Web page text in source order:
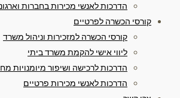
הדרכות לאנשי מכירות בחברות
קורסי הכשרה לפרטיים
קורסי הכשרה למזכירות וניהול משרד
ליווי אישי להקמת משרד ביתי
הדרכות לרכישה ושיפור מיומנויות
הדרכות לאנשי מכירות פרטיים